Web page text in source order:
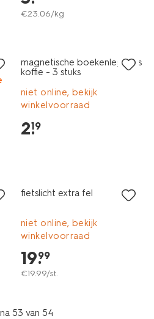
€23.06/kg
magnetische boekenleggers
koffie - 3 stuks
niet online, bekijk
winkelvoorraad
2.
19
fietslicht extra fel
niet online, bekijk
winkelvoorraad
19.
99
€19.99/st.
53 van 54